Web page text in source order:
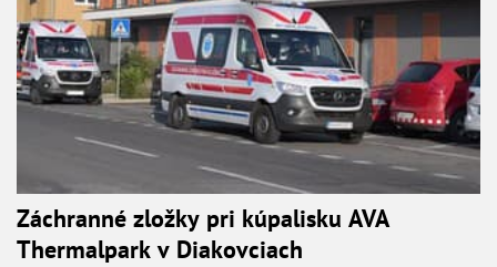
Záchranné zložky pri kúpalisku AVA
Thermalpark v Diakovciach